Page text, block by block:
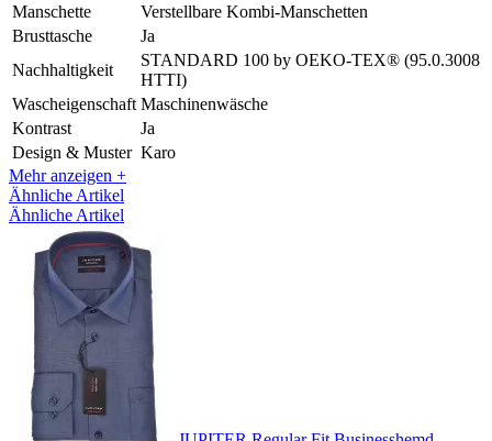
Manschette
Verstellbare Kombi-Manschetten
Brusttasche
Ja
Nachhaltigkeit
STANDARD 100 by OEKO-TEX® (95.0.3008
HTTI)
Wascheigenschaft Maschinenwäsche
Kontrast
Ja
Design & Muster Karo
Mehr anzeigen +
Ähnliche Artikel
Ähnliche Artikel